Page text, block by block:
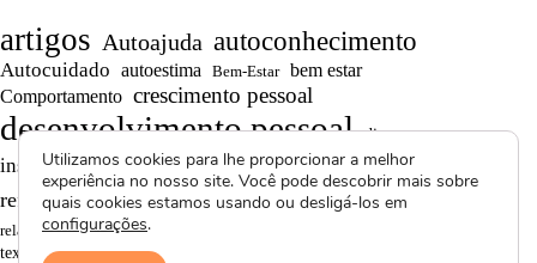
artigos Autoajuda autoconhecimento
Autocuidado autoestima Bem-Estar bem estar
Comportamento crescimento pessoal
desenvolvimento pessoal dicas
inspiração Motivação produtividade Projetos autorais
reflexão Reflexões Reflexões de Vida
relacionamentos resiliência
textos curtos vídeos
Utilizamos cookies para lhe proporcionar a melhor
experiência no nosso site. Você pode descobrir mais sobre
quais cookies estamos usando ou desligá-los em
configurações.